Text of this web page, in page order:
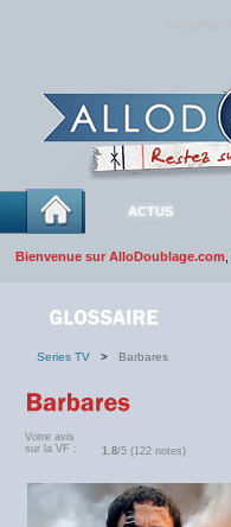
ACTUS
Bienvenue sur AlloDoublage.com
Series TV > Barbares
Votre avis
sur la VF :
1.8/5 (122 notes)